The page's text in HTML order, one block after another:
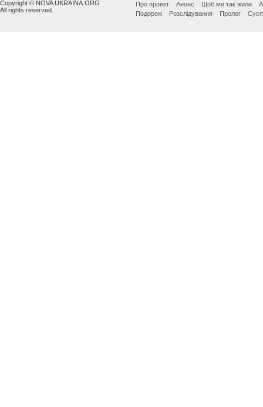
Copyright © NOVA UKRAINA.ORG
All rights reserved.
Про проект Анонс Щоб ми так жили
Подорож
Розслідування Пролог